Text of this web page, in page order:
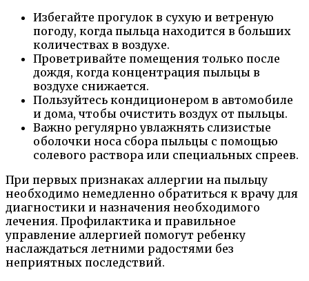
Избегайте прогулок в сухую и ветреную
погоду, когда пыльца находится в больших
количествах в воздухе.
Проветривайте помещения только после
дождя, когда концентрация пыльцы в
воздухе снижается.
Пользуйтесь кондиционером в автомобиле
и дома, чтобы очистить воздух от пыльцы.
Важно регулярно увлажнять слизистые
оболочки носа сбора пыльцы с помощью
солевого раствора или специальных спреев.
При первых признаках аллергии на пыльцу
необходимо немедленно обратиться к врачу для
диагностики и назначения необходимого
лечения. Профилактика и правильное
управление аллергией помогут ребенку
наслаждаться летними радостями без
неприятных последствий.